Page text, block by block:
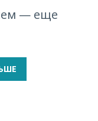
— еще